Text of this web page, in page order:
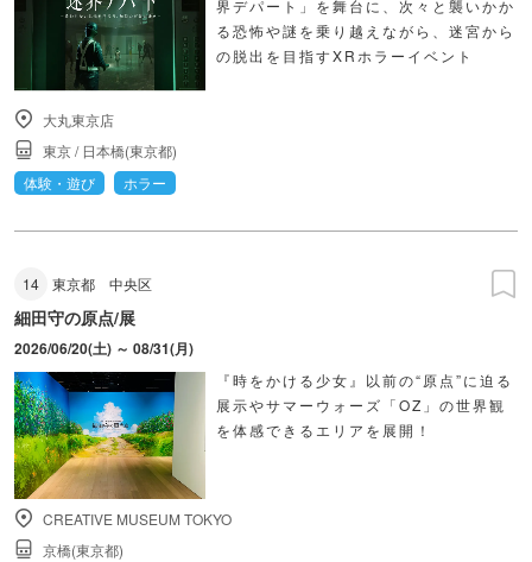
界デパート」を舞台に、次々と襲いかか
る恐怖や謎を乗り越えながら、迷宮から
の脱出を目指すXRホラーイベント
大丸東京店
東京/ 日本橋(東京都)
体験・遊び
ホラー
14 東京都 中央区
細田守の原点/展
2026/06/20(土) ～ 08/31(月)
『時をかける少女』以前の“原点”に迫る
展示やサマーウォーズ「OZ」の世界観
を体感できるエリアを展開！
CREATIVE MUSEUM TOKYO
京橋(東京都)